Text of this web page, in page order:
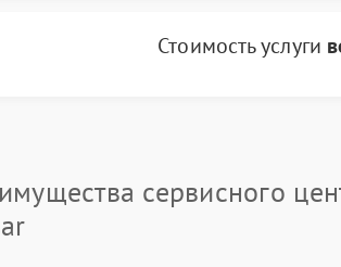
Стоимость услуги
сервисного